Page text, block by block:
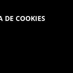
DE COOKIES